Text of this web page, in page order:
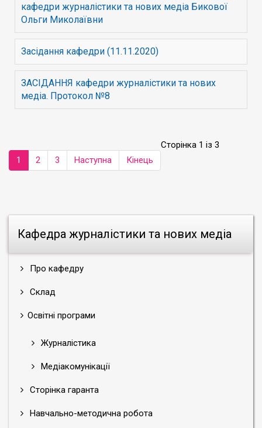
Кафедра журналістики та нових медіа
Про кафедру
Склад
Освітні програми
Журналістика
Медіакомунікації
Сторінка гаранта
Навчально-методична робота
кафедри журналістики та нових медіа Бикової
Ольги Миколаївни
Засідання кафедри (11.11.2020)
ЗАСІДАННЯ кафедри журналістики та нових
медіа. Протокол №8
Сторінка 1 із 3
1
2 3 Наступна Кінець